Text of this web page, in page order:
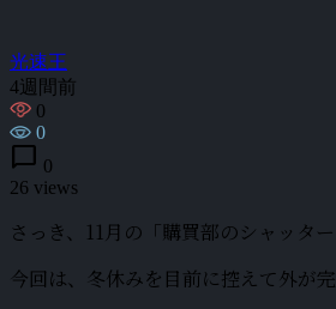
光速王
4週間前
0
0
chat_bubble 0
26 views
さっき、11月の「購買部のシャッタ
今回は、冬休みを目前に控えて外が